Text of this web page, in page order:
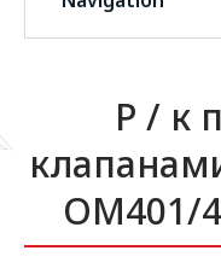
Р / к
OM401/